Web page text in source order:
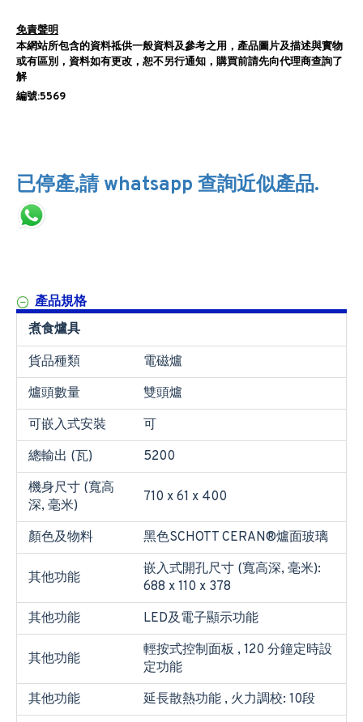
免責聲明
本網站所包含的資料祗供一般資料及參考之用，產品圖片及描述與實物
或有區別，資料如有更改，恕不另行通知，購買前請先向代理商查詢了
解
編號:5569
已停產,請 whatsapp 查詢近似產品.
產品規格
煮食爐具
貨品種類
電磁爐
爐頭數量
雙頭爐
可嵌入式安裝
可
總輸出 (瓦)
5200
機身尺寸 (寬高
深, 毫米)
710 x 61 x 400
顏色及物料 黑色SCHOTT CERAN®爐面玻璃
其他功能
嵌入式開孔尺寸 (寬高深, 毫米):
688 x 110 x 378
其他功能
LED及電子顯示功能
其他功能
輕按式控制面板 , 120 分鐘定時設
定功能
其他功能
延長散熱功能 , 火力調校: 10段